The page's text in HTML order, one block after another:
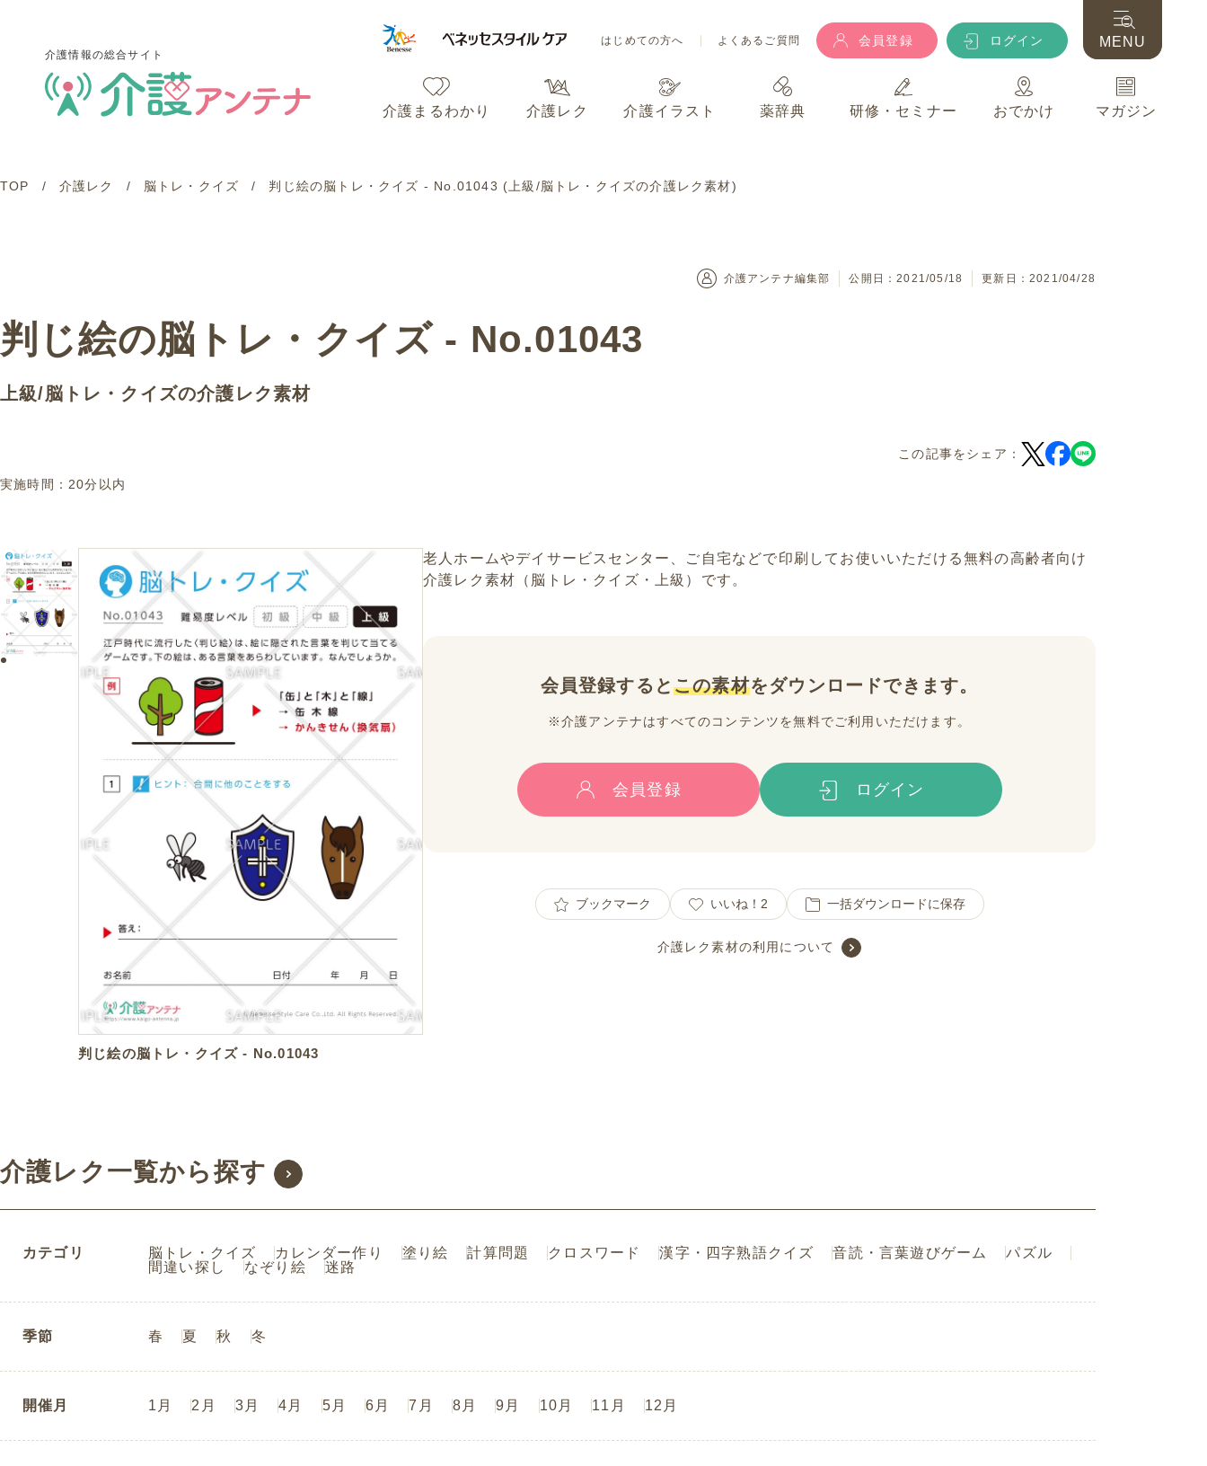
介護情報の総合サイト
はじめての方へ よくあるご質問 会員登録 ログイン
介護まるわかり 介護レク 介護イラスト 薬辞典 研修・セミナー おでかけ マガジン
MENU
介護情報の総合サイト
TOP 介護レク 脳トレ・クイズ 判じ絵の脳トレ・クイズ - No.01043 (上級/脳トレ・クイズの介護レク素材)
介護アンテナ編集部 公開日：2021/05/18 更新日：2021/04/28
判じ絵の脳トレ・クイズ - No.01043
上級/脳トレ・クイズの介護レク素材
この記事をシェア：
実施時間： 20分以内
判じ絵の脳トレ・クイズ - No.01043
老人ホームやデイサービスセンター、ご自宅などで印刷してお使いいただける無料の高齢者向け
介護レク素材（脳トレ・クイズ・上級）です。
会員登録するとこの素材をダウンロードできます。
※介護アンテナはすべてのコンテンツを無料でご利用いただけます。
会員登録 ログイン
ブックマーク いいね！ 2 一括ダウンロードに保存
介護レク素材の利用について
介護レク一覧から探す
カテゴリ 脳トレ・クイズ カレンダー作り 塗り絵 計算問題 クロスワード 漢字・四字熟語クイズ 音読・言葉遊びゲーム
パズル
間違い探し
なぞり絵 迷路
季節 春 夏 秋 冬
開催月 1月 2月 3月 4月 5月 6月 7月 8月 9月 10月 11月 12月